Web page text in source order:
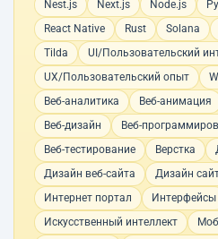
Nest.js
Next.js Node.js
React Native
Rust Solana
Tilda
UI/Пользовательский
UX/Пользовательский опыт
Веб-аналитика
Веб-анимация
Веб-дизайн
Веб-
Веб-тестирование
Верстка
Дизайн веб-сайта
Дизайн
Интернет портал
Интерфейсы
Искусственный интеллект